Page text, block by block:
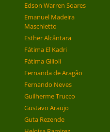
Edson Warren Soares
Emanuel Madeira
Maschietto
Esther Alcântara
Fátima El Kadri
Fátima Gilioli
Fernanda de Aragão
Fernando Neves
Guilherme Trucco
Gustavo Araujo
Guta Rezende